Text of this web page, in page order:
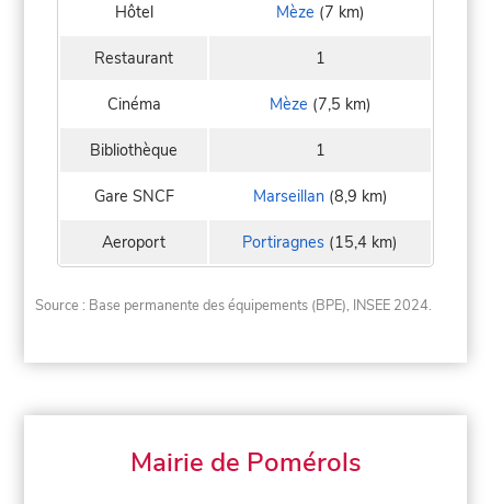
Hôtel Mèze (7 km)
Restaurant 1
Cinéma Mèze (7,5 km)
Bibliothèque 1
Gare SNCF Marseillan(8,9 km)
Aeroport Portiragnes (15,4 km)
Source : Base permanente des équipements (BPE), INSEE 2024.
Mairie de Pomérols